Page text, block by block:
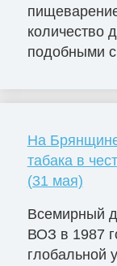
количество
подобными
На
табака в
(31 мая)
Всемирный
ВОЗ в 1987
глобальной